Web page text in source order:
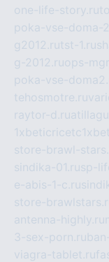
one-life-story.ru
poka-vse-doma-
g2012.rutst-1.ru
g-2012.ruops-
poka-vse-
tehosmotre.ru
raytor-d.ru
store-brawl-
sindika-01.rusp-
e-abis-1-c.ru
store-
antenna-highly.ru
3-sex-porn.ru
viagra-tablet.ru